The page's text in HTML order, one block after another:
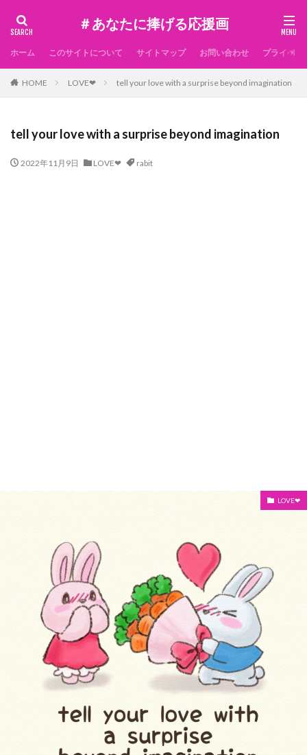
＃あなたに捧げる応援画
ホーム このサイトについて サイトマップ お問い合わせ プライベー
HOME LOVE❤ tell your love with a surprise beyond imagination
tell your love with a surprise beyond imagination
2022年11月9日 LOVE❤ rabit
LOVE❤